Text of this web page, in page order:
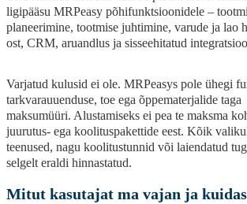
ligipääsu MRPeasy põhifunktsioonidele –
planeerimine, tootmise juhtimine, varude ja lao
ost, CRM, aruandlus ja sisseehitatud
Varjatud kulusid ei ole. MRPeasys pole ühegi
tarkvarauuenduse, toe ega õppematerjalide taga
maksumüüri. Alustamiseks ei pea te maksma
juurutus- ega koolituspakettide eest. Kõik
teenused, nagu koolitustunnid või laiendatud
selgelt eraldi hinnastatud.
Mitut kasutajat ma vajan ja kuidas